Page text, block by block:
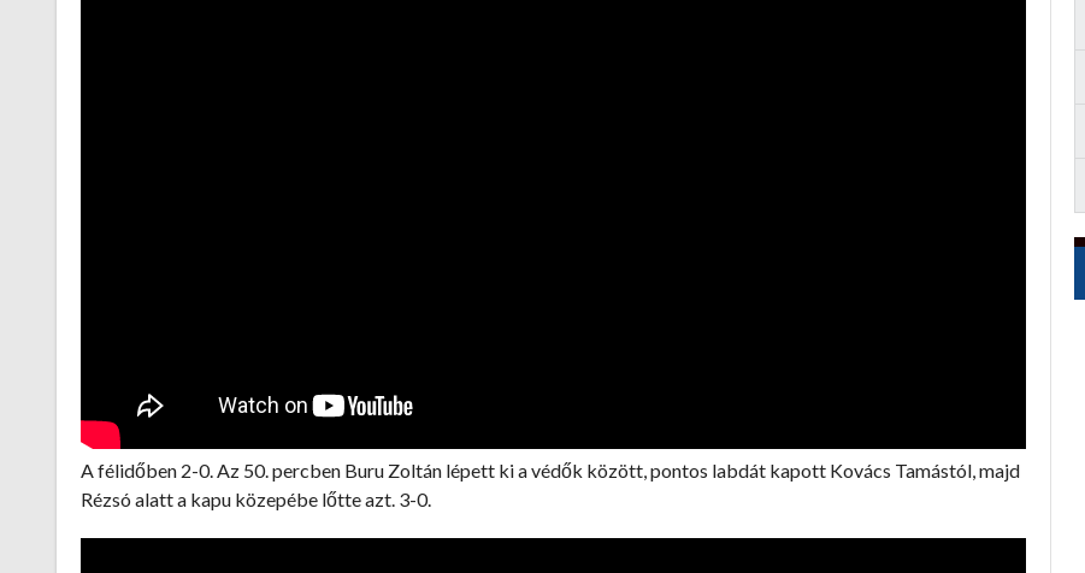
A félidőben 2-0. Az 50. percben Buru Zoltán lépett ki a védők között, pontos labdát kapott Kovács Tamástól, majd
Rézsó alatt a kapu közepébe lőtte azt. 3-0.